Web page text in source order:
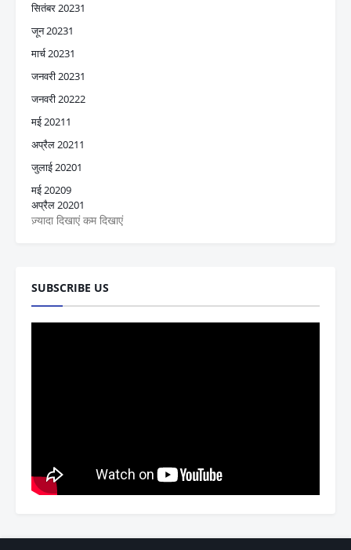
सितंबर 20231
जून 20231
मार्च 20231
जनवरी 20231
जनवरी 20222
मई 20211
अप्रैल 20211
जुलाई 20201
मई 20209
अप्रैल 20201
ज़्यादा दिखाएं कम दिखाएं
SUBSCRIBE US